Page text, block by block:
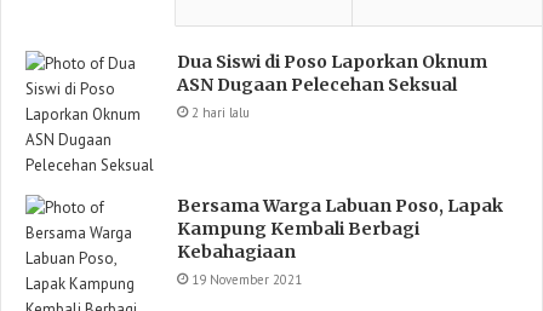
Dua Siswi di Poso Laporkan Oknum
ASN Dugaan Pelecehan Seksual
2 hari lalu
Bersama Warga Labuan Poso, Lapak
Kampung Kembali Berbagi
Kebahagiaan
19 November 2021